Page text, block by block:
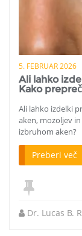
5. FEBRUAR 2026
Ali lahko
Kako
Ali lahko izdelki
aken, mozoljev
izbruhom aken?
Preberi več
Dr. Lucas B.